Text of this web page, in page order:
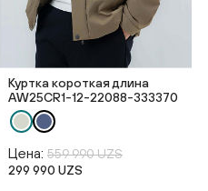
Куртка короткая длина
AW25CR1-12-22088-333370
Цена: 559 990 UZS
299 990 UZS